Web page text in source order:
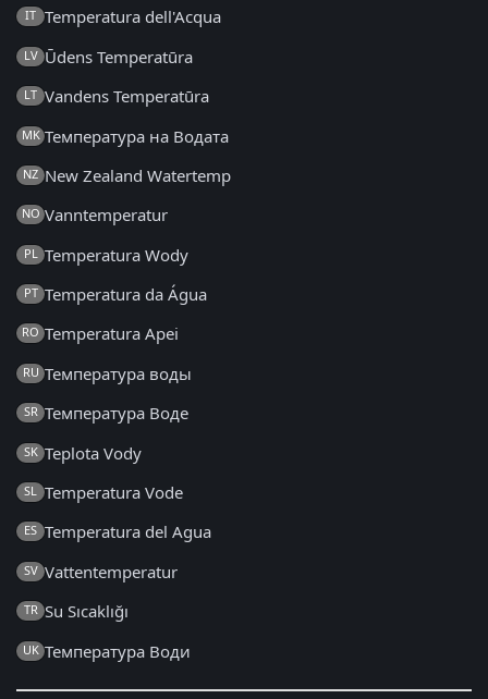
IT Temperatura dell'Acqua
LV Ūdens Temperatūra
LT Vandens Temperatūra
MK Температура на Водата
NZ New Zealand Watertemp
NO Vanntemperatur
PL Temperatura Wody
PT Temperatura da Água
RO Temperatura Apei
RU Температура воды
SR Температура Воде
SK Teplota Vody
SL Temperatura Vode
ES Temperatura del Agua
SV Vattentemperatur
TR Su Sıcaklığı
UK Температура Води